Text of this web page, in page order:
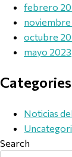
febrero
noviembre
octubre
mayo 2023
Categories
Noticias
Search